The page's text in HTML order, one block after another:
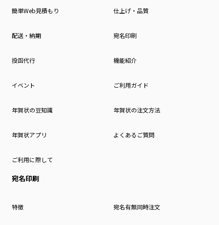
簡単Web見積もり 仕上げ・品質
配送・納期 宛名印刷
投函代行 機能紹介
イベント ご利用ガイド
年賀状の豆知識 年賀状の注文方法
年賀状アプリ よくあるご質問
ご利用に際して
宛名印刷
特徴 宛名有無同時注文